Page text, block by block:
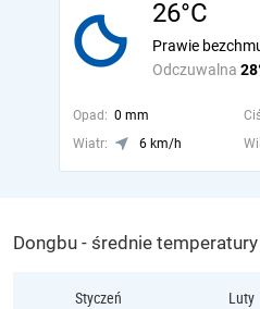
26°C
Odczuwalna
Prawie
Opad: 0 mm
Wiatr:
6 km/h
Dongbu - średnie temperatury
Styczeń Luty